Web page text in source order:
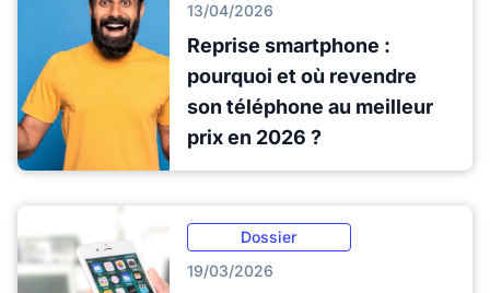
13/04/2026
Reprise smartphone :
pourquoi et où revendre
son téléphone au meilleur
prix en 2026 ?
Dossier
19/03/2026